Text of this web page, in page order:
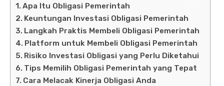
Apa Itu Obligasi Pemerintah
Keuntungan Investasi Obligasi Pemerintah
Langkah Praktis Membeli Obligasi Pemerintah
Platform untuk Membeli Obligasi Pemerintah
Risiko Investasi Obligasi yang Perlu Diketahui
Tips Memilih Obligasi Pemerintah yang Tepat
Cara Melacak Kinerja Obligasi Anda